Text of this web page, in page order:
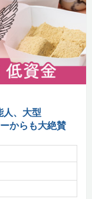
人、大型
からも大絶賛